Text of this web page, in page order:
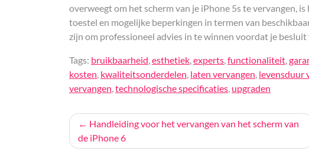
overweegt om het scherm van je iPhone 5s te vervangen,
toestel en mogelijke beperkingen in termen van
zijn om professioneel advies in te winnen voordat je
Tags: bruikbaarheid,esthetiek,experts,functionaliteit,
kosten, kwaliteitsonderdelen, laten vervangen, levensduur
vervangen,technologische specificaties, upgraden
Bericht
navigatie
Handleiding voor het vervangen van het scherm van
de iPhone 6